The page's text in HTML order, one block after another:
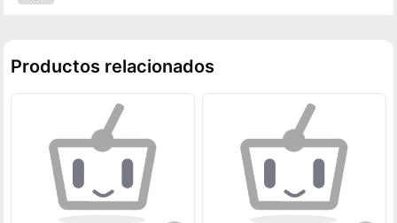
Productos relacionados